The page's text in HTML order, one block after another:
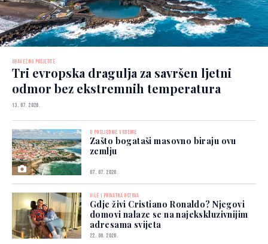
OBAVEZNO POSJETITE
Tri evropska dragulja za savršen ljetni
odmor bez ekstremnih temperatura
13. 07. 2026.
U POSLJEDNJE VRIJEME
Zašto bogataši masovno biraju ovu
zemlju
07. 07. 2026.
VILE I PRIVATNA OSTRVA
Gdje živi Cristiano Ronaldo? Njegovi
domovi nalaze se na najekskluzivnijim
adresama svijeta
22. 06. 2026.